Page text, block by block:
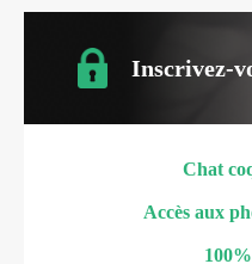
Inscrivez-
Chat
Accès aux